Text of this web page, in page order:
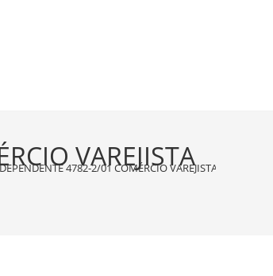
VAREJISTA
4782-2/01 COMÉRCIO VAREJISTA DE